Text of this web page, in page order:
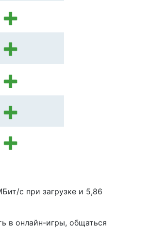
с при загрузке и 5,86
в онлайн-игры, общаться